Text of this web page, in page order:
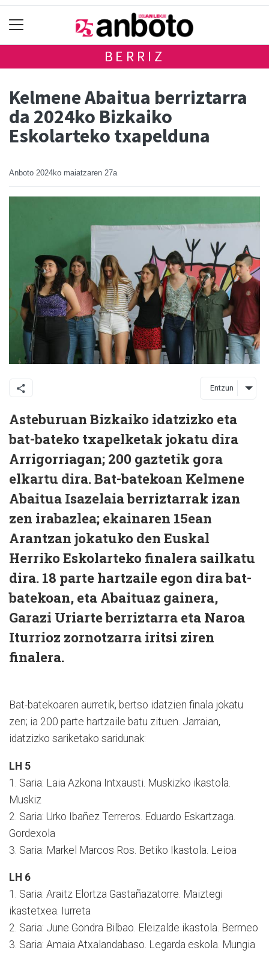
BERRIZ
Kelmene Abaitua berriztarra
da 2024ko Bizkaiko
Eskolarteko txapelduna
Anboto 2024ko maiatzaren 27a
Entzun
Asteburuan Bizkaiko idatzizko eta
bat-bateko txapelketak jokatu dira
Arrigorriagan; 200 gaztetik gora
elkartu dira. Bat-batekoan Kelmene
Abaitua Isazelaia berriztarrak izan
zen irabazlea; ekainaren 15ean
Arantzan jokatuko den Euskal
Herriko Eskolarteko finalera sailkatu
dira. 18 parte hartzaile egon dira bat-
batekoan, eta Abaituaz gainera,
Garazi Uriarte berriztarra eta Naroa
Iturrioz zornotzarra iritsi ziren
finalera.
Bat-batekoaren aurretik, bertso idatzien finala jokatu
zen; ia 200 parte hartzaile batu zituen. Jarraian,
idatzizko sariketako saridunak:
LH 5
1. Saria: Laia Azkona Intxausti. Muskizko ikastola.
Muskiz
2. Saria: Urko Ibañez Terreros. Eduardo Eskartzaga.
Gordexola
3. Saria: Markel Marcos Ros. Betiko Ikastola. Leioa
LH 6
1. Saria: Araitz Elortza Gastañazatorre. Maiztegi
ikastetxea. Iurreta
2. Saria: June Gondra Bilbao. Eleizalde ikastola. Bermeo
3. Saria: Amaia Atxalandabaso. Legarda eskola. Mungia